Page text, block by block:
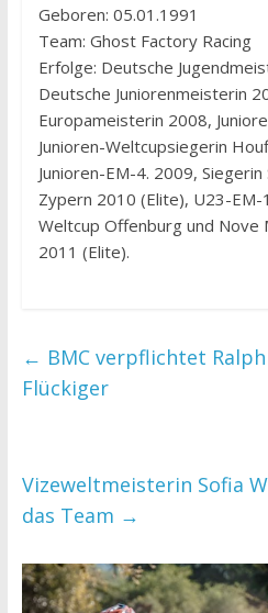
Geboren: 05.01.1991
Team: Ghost Factory Racing
Erfolge: Deutsche
Deutsche Juniorenmeisterin
Europameisterin 2008,
Junioren-Weltcupsiegerin
Junioren-EM-4. 2009,
Zypern 2010 (Elite), U23-
Weltcup Offenburg und Nove
2011 (Elite).
← BMC verpflichtet
Flückiger
Vizeweltmeisterin Sofia
das Team →